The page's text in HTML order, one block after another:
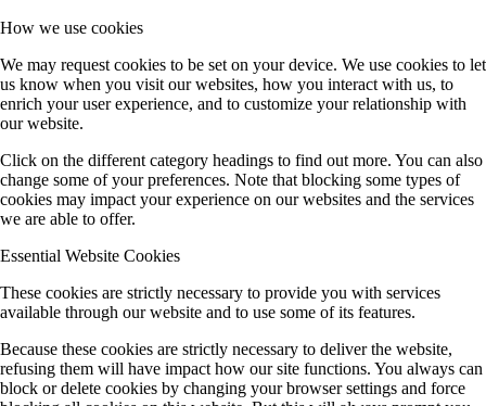
How we use cookies
We may request cookies to be set on your device. We use cookies to let
us know when you visit our websites, how you interact with us, to
enrich your user experience, and to customize your relationship with
our website.
Click on the different category headings to find out more. You can also
change some of your preferences. Note that blocking some types of
cookies may impact your experience on our websites and the services
we are able to offer.
Essential Website Cookies
These cookies are strictly necessary to provide you with services
available through our website and to use some of its features.
Because these cookies are strictly necessary to deliver the website,
refusing them will have impact how our site functions. You always can
block or delete cookies by changing your browser settings and force